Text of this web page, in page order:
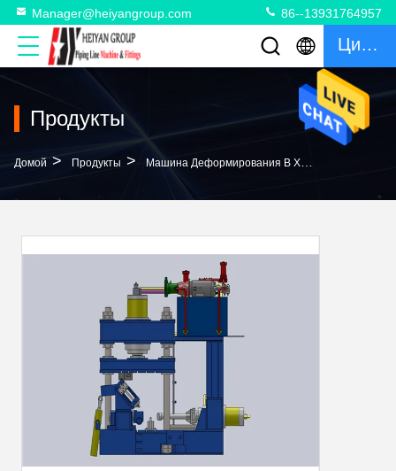
Manager@heiyangroup.com 86--13931764957
Цитата
Продукты
Домой > Продукты > Машина Деформирования В Холодном Состоянии Локтя